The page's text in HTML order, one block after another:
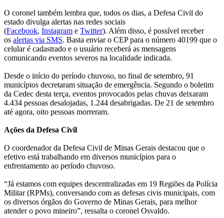
O coronel também lembra que, todos os dias, a Defesa Civil do
estado divulga alertas nas redes sociais
(Facebook, Instagram e Twitter). Além disso, é possível receber
os alertas via SMS. Basta enviar o CEP para o número 40199 que o
celular é cadastrado e o usuário receberá as mensagens
comunicando eventos severos na localidade indicada.
Desde o início do período chuvoso, no final de setembro, 91
municípios decretaram situação de emergência. Segundo o boletim
da Cedec desta terça, eventos provocados pelas chuvas deixaram
4.434 pessoas desalojadas, 1.244 desabrigadas. De 21 de setembro
até agora, oito pessoas morreram.
Ações da Defesa Civil
O coordenador da Defesa Civil de Minas Gerais destacou que o
efetivo está trabalhando em diversos municípios para o
enfrentamento ao período chuvoso.
“Já estamos com equipes descentralizadas em 19 Regiões da Polícia
Militar (RPMs), conversando com as defesas civis municipais, com
os diversos órgãos do Governo de Minas Gerais, para melhor
atender o povo mineiro”, ressalta o coronel Osvaldo.